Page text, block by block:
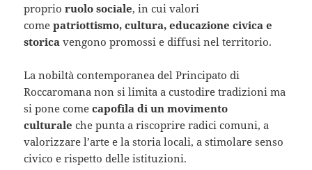
proprioruolo sociale, in cui valori
comepatriottismo, cultura, educazione civica e
storica vengono promossi e diffusi nel territorio.
La nobiltà contemporanea del Principato di
Roccaromana non si limita a custodire tradizioni ma
si pone comecapofila di un movimento
culturale che punta a riscoprire radici comuni, a
valorizzare l’arte e la storia locali, a stimolare senso
civico e rispetto delle istituzioni.